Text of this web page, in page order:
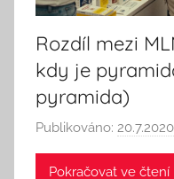
Rozdíl mezi
kdy je
pyramida)
Publikováno: 20.7.2020
Pokračovat ve čtení